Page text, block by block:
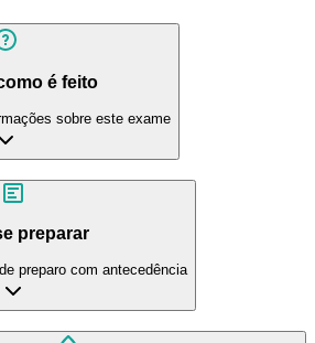
é feito
sobre este exame
preparar
preparo com antecedência